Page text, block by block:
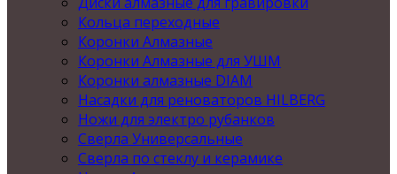
Кольца переходные
Коронки Алмазные
Коронки Алмазные для УШМ
Коронки алмазные DIAM
Насадки для реноваторов HILBERG
Ножи для электро рубанков
Сверла Универсальные
Сверла по стеклу и керамике